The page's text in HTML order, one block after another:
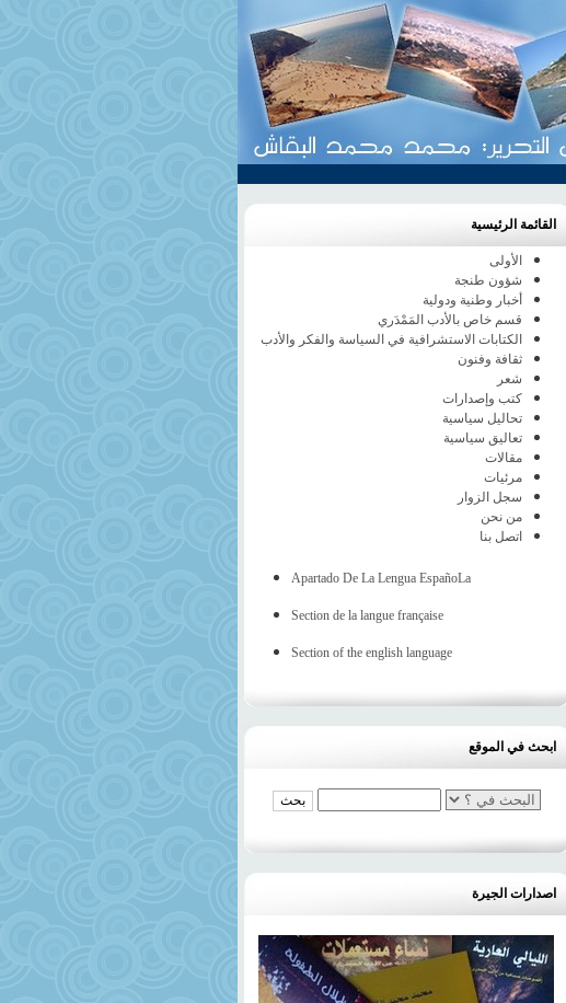
القائمة الرئيسية
الأولى
شؤون طنجة
أخبار وطنية ودولية
قسم خاص بالأدب المَمْدَري
الكتابات الاستشرافية في السياسة والفكر والأدب
ثقافة وفنون
شعر
كتب وإصدارات
تحاليل سياسية
تعاليق سياسية
مقالات
مرئيات
سجل الزوار
من نحن
اتصل بنا
Apartado De La Lengua EspañoLa
Section de la langue française
Section of the english language
ابحث في الموقع
اصدارات الجيرة